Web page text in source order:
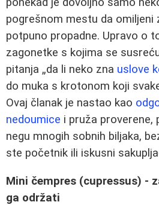
pogrešnom mestu da omiljeni
potpuno propadne. Upravo o
zagonetke s kojima se
pitanja „da li neko zna uslove
do muka s krotonom koji
Ovaj članak je nastao kao
nedoumice i pruža proverene,
negu mnogih sobnih biljaka,
ste početnik ili iskusni
Mini čempres (cupressus) -
ga održati